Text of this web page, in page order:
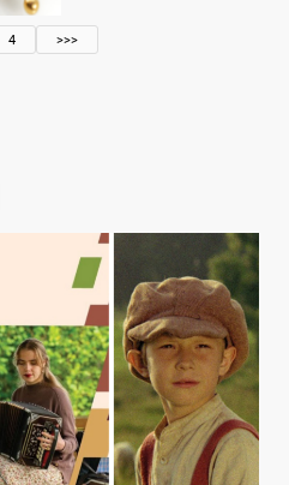
4 >>>